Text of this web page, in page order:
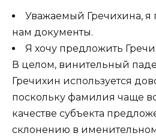
Уважаемый Гречихина, я
нам документы.
Я хочу предложить
В целом, винительный
Гречихин используется
поскольку фамилия чаще
качестве субъекта
склонению в